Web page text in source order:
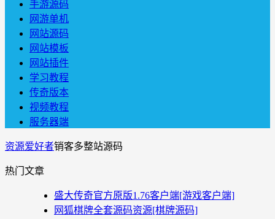
手游源码
网游单机
网站源码
网站模板
网站插件
学习教程
传奇版本
视频教程
服务器端
资源爱好者销客多整站源码
热门文章
盛大传奇官方原版1.76客户端[游戏客户端]
网狐棋牌全套源码资源[棋牌源码]